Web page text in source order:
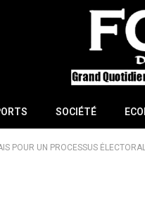
SOCIÉTÉ
POUR UN PROCESSUS